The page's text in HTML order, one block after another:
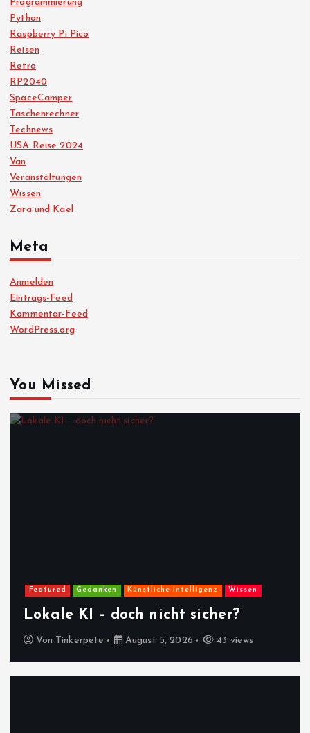
Programmierung
Python
Raspberry Pi Pico
Reisen
Retro
RP2040
SpaceCamper
Taschenrechner
Technews
USA Reise 2024
Van
Veranstaltungen
Wissen
Zara und Kael
Meta
Anmelden
Eintrags-Feed
Kommentar-Feed
WordPress.org
You Missed
Featured Gedanken Künstliche Intelligenz Wissen
Lokale KI – doch nicht sicher?
Von Tinkerpete August 5, 2026 43 views